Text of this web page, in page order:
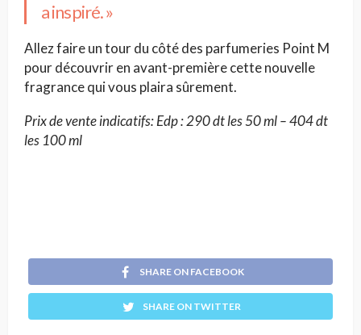
a inspiré. »
Allez faire un tour du côté des parfumeries Point M
pour découvrir en avant-première cette nouvelle
fragrance qui vous plaira sûrement.
Prix de vente indicatifs: Edp : 290 dt les 50 ml – 404 dt
les 100 ml
SHARE ON FACEBOOK
SHARE ON TWITTER